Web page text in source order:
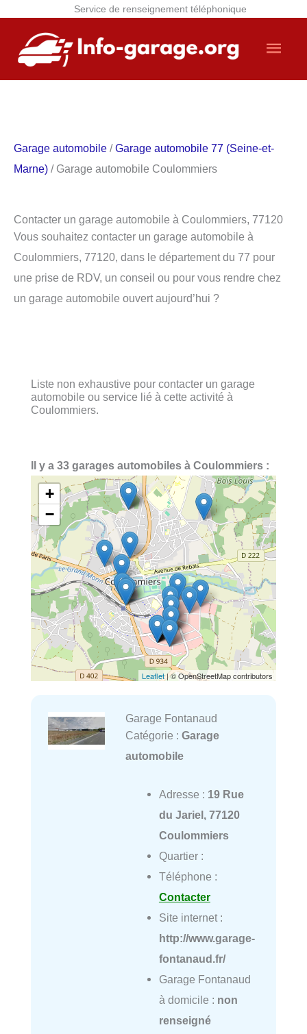
Service de renseignement téléphonique
contenu
Garage automobile /Garage automobile 77 (Seine-et-
Marne) / Garage automobile Coulommiers
Contacter un garage automobile à Coulommiers, 77120
Vous souhaitez contacter un garage automobile à
Coulommiers, 77120, dans le département du 77 pour
une prise de RDV, un conseil ou pour vous rendre chez
un garage automobile ouvert aujourd’hui ?
Liste non exhaustive pour contacter un garage
automobile ou service lié à cette activité à
Coulommiers.
Il y a 33 garages automobiles à Coulommiers :
+
−
Leaflet| © OpenStreetMap contributors
Garage Fontanaud
Catégorie : Garage
automobile
Adresse : 19 Rue
du Jariel, 77120
Coulommiers
Quartier :
Téléphone :
Contacter
Site internet :
http://www.garage-
fontanaud.fr/
Garage Fontanaud
à domicile : non
renseigné